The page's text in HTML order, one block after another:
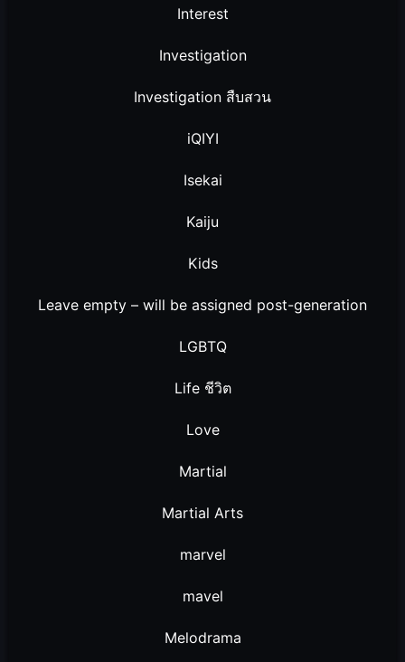
Interest
Investigation
Investigation สืบสวน
iQIYI
Isekai
Kaiju
Kids
Leave empty – will be assigned post-generation
LGBTQ
Life ชีวิต
Love
Martial
Martial Arts
marvel
mavel
Melodrama